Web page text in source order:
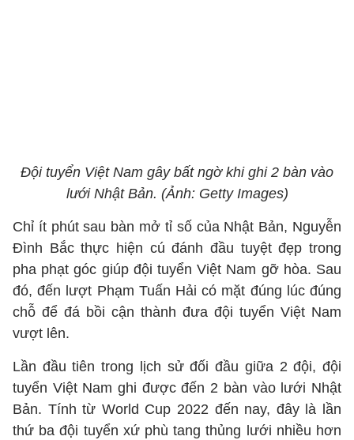
Đội tuyển Việt Nam gây bất ngờ khi ghi 2 bàn vào
lưới Nhật Bản. (Ảnh: Getty Images)
Chỉ ít phút sau bàn mở tỉ số của Nhật Bản, Nguyễn
Đình Bắc thực hiện cú đánh đầu tuyệt đẹp trong
pha phạt góc giúp đội tuyển Việt Nam gỡ hòa. Sau
đó, đến lượt Phạm Tuấn Hải có mặt đúng lúc đúng
chỗ để đá bồi cận thành đưa đội tuyển Việt Nam
vượt lên.
Lần đầu tiên trong lịch sử đối đầu giữa 2 đội, đội
tuyển Việt Nam ghi được đến 2 bàn vào lưới Nhật
Bản. Tính từ World Cup 2022 đến nay, đây là lần
thứ ba đội tuyển xứ phù tang thủng lưới nhiều hơn